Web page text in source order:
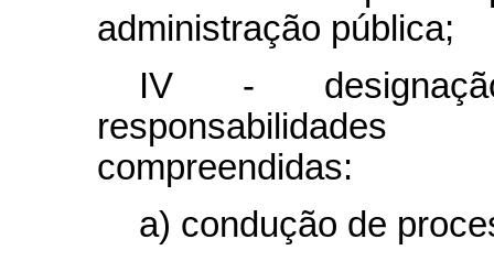
administração pública;
IV -
compreendidas:
a) condução de